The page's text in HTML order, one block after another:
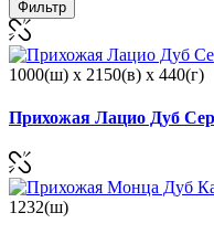
Фильтр
1000(ш) x 2150(в) x 440(г)
Прихожая Лацио Дуб
1232(ш)